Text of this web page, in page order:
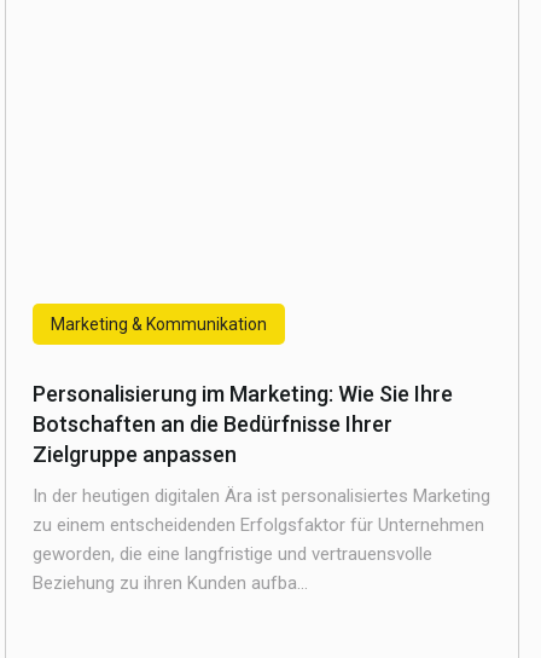
Marketing & Kommunikation
Personalisierung im Marketing: Wie Sie Ihre
Botschaften an die Bedürfnisse Ihrer
Zielgruppe anpassen
In der heutigen digitalen Ära ist personalisiertes Marketing
zu einem entscheidenden Erfolgsfaktor für Unternehmen
geworden, die eine langfristige und vertrauensvolle
Beziehung zu ihren Kunden aufba...